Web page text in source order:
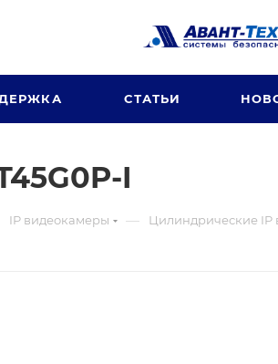
СТАТЬИ
I
IP видеокамеры — Цилиндрические IP